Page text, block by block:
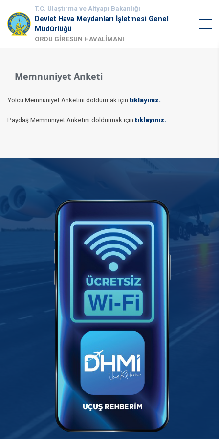
T.C. Ulaştırma ve Altyapı Bakanlığı
Devlet Hava Meydanları İşletmesi Genel
Müdürlüğü
ORDU GİRESUN HAVALİMANI
Memnuniyet Anketi
Yolcu Memnuniyet Anketini doldurmak için tıklayınız.​​
Paydaş Memnuniyet Anketini doldurmak için tıklayınız.​​​​